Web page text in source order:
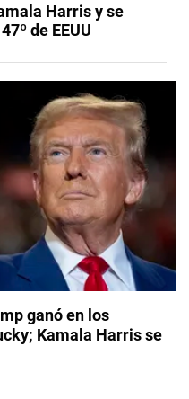
Harris y se
de EEUU
ganó en los
Kamala Harris se